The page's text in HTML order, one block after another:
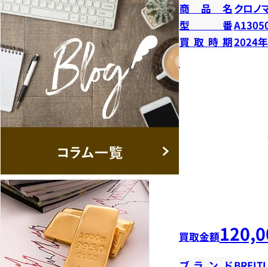
商品名 クロノ
型番
買取時期2024
買取金額